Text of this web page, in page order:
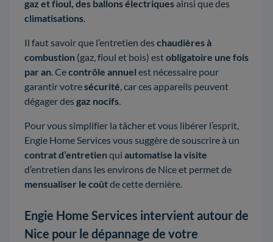
gaz et fioul, des ballons électriquesainsi que des
climatisations
Il faut savoir que l’entretien deschaudières à
combustion (gaz, fioul et bois) estobligatoire une fois
par an . Cecontrôle annuel est nécessaire pour
garantir votresécurité , car ces appareils peuvent
dégager desgaz nocifs
Pour vous simplifier la tâcher et vous libérer l’esprit,
Engie Home Services vous suggère de souscrire à un
contrat d’entretienqui automatise la visite
d’entretien dans les environs de Nice et permet de
mensualiser le coûtde cette dernière.
Engie Home Services intervient autour de
Nice pour le dépannage de votre